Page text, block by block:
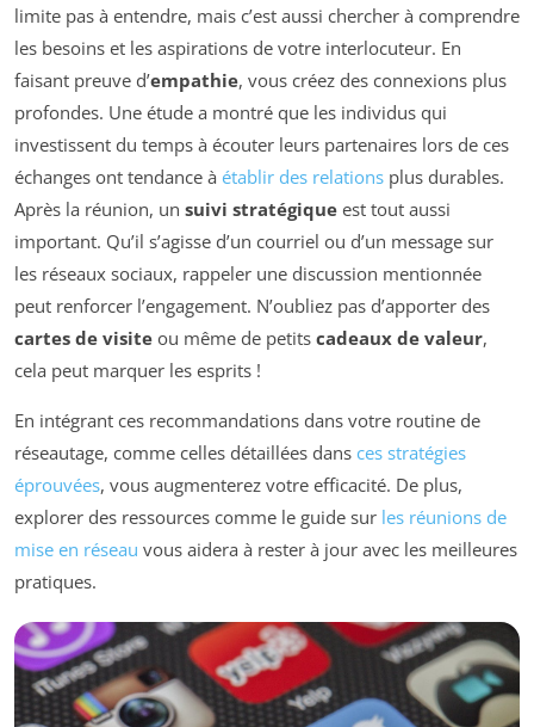
limite pas à entendre, mais c’est aussi chercher à comprendre
les besoins et les aspirations de votre interlocuteur. En
faisant preuve d’empathie, vous créez des connexions plus
profondes. Une étude a montré que les individus qui
investissent du temps à écouter leurs partenaires lors de ces
échanges ont tendance à établir des relations plus durables.
Après la réunion, un suivi stratégique est tout aussi
important. Qu’il s’agisse d’un courriel ou d’un message sur
les réseaux sociaux, rappeler une discussion mentionnée
peut renforcer l’engagement. N’oubliez pas d’apporter des
cartes de visite ou même de petits cadeaux de valeur,
cela peut marquer les esprits !
En intégrant ces recommandations dans votre routine de
réseautage, comme celles détaillées dans ces stratégies
éprouvées, vous augmenterez votre efficacité. De plus,
explorer des ressources comme le guide sur les réunions de
mise en réseau vous aidera à rester à jour avec les meilleures
pratiques.